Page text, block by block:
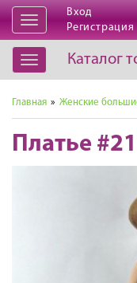
Открыть
навигацию
Вход
Регистрация
Открыть
навигацию
Каталог
Главная » Женские
Платье